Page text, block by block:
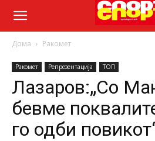
Дома Ракомет
Ракомет Репрезентација ТОП
Лазаров:„Со
бевме
го одби